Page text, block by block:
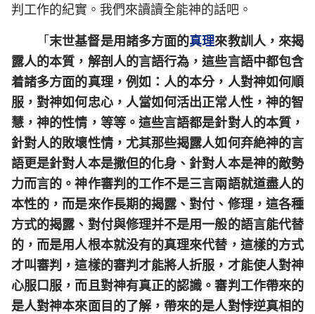
判工作的紀實。我們來讀讀全能神的話吧。
「末世基督是用諸多方面的真理來教訓人，來揭
露人的本質，解剖人的言語行為，這些言語中都包含
着諸多方面的真理，例如：人的本分，人對神如何順
服，對神如何忠心，人當如何活出正常人性，神的智
慧，神的性情，等等。這些言語都是針對人的本質，
針對人的敗壞性情，尤其那些揭露人如何弃絶神的言
語更是針對人本是撒但的化身、針對人本是神的敵勢
力而言的。神作審判的工作不是三言兩語就道盡人的
本性的，而是來作長期的揭露、對付、修理，這各種
方式的揭露、對付與修理并不是用一般的語言能代替
的，而是用人根本就没有的真理來代替，這樣的方式
才叫審判，這樣的審判才能將人折服，才能使人對神
心服口服，而且對神有真正的認識。審判工作帶來的
是人對神本來面目的了解，帶來的是人對悖逆真相的